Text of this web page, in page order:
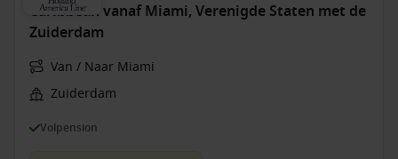
Caribbean vanaf Miami, Verenigde Staten met de
Zuiderdam
Van / Naar Miami
Zuiderdam
Volpension